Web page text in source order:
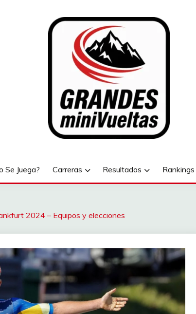
Se Juega? Carreras Resultados Rankings
2024 – Equipos y elecciones